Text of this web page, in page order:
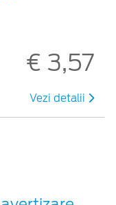
€ 3,57
Vezi detalii